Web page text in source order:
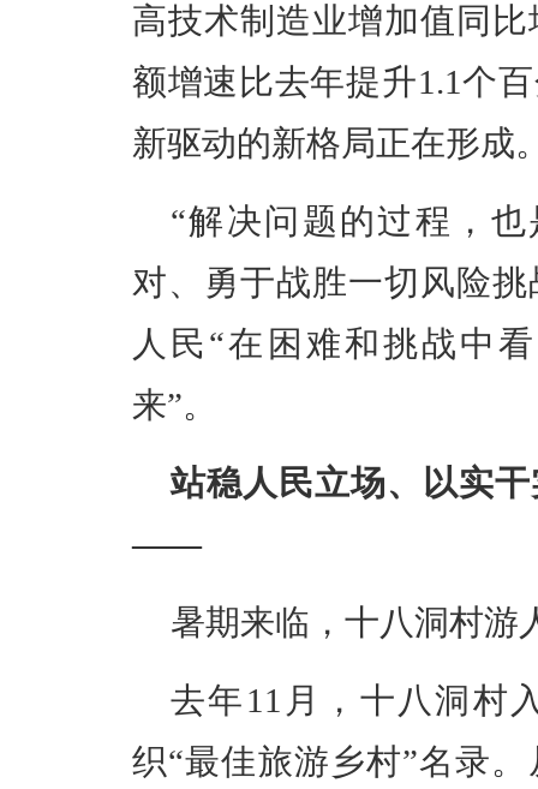
高技术制造业增加值同
额增速比去年提升1.1个
新驱动的新格局正在形成
“解决问题的过程，
对、勇于战胜一切风险
人民“在困难和挑战中
来”。
站稳人民立场、以实
——
暑期来临，十八洞村游
去年11月，十八洞村
织“最佳旅游乡村”名录